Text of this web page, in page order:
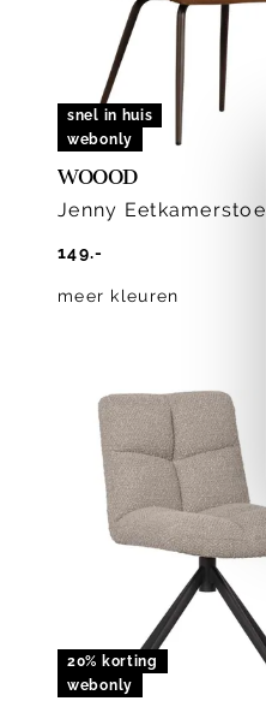
snel in huis
webonly
WOOOD
Jenny Eetkamerstoel
149.-
meer kleuren
20% korting
webonly